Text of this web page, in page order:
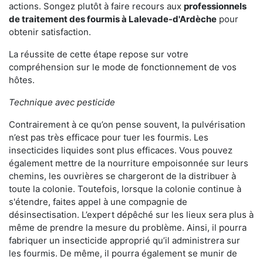
actions. Songez plutôt à faire recours aux professionnels
de traitement des fourmis à Lalevade-d'Ardèche pour
obtenir satisfaction.
La réussite de cette étape repose sur votre
compréhension sur le mode de fonctionnement de vos
hôtes.
Technique avec pesticide
Contrairement à ce qu’on pense souvent, la pulvérisation
n’est pas très efficace pour tuer les fourmis. Les
insecticides liquides sont plus efficaces. Vous pouvez
également mettre de la nourriture empoisonnée sur leurs
chemins, les ouvrières se chargeront de la distribuer à
toute la colonie. Toutefois, lorsque la colonie continue à
s'étendre, faites appel à une compagnie de
désinsectisation. L’expert dépêché sur les lieux sera plus à
même de prendre la mesure du problème. Ainsi, il pourra
fabriquer un insecticide approprié qu’il administrera sur
les fourmis. De même, il pourra également se munir de